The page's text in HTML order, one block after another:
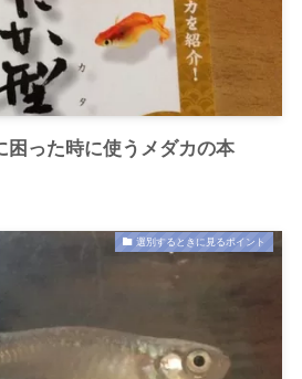
困った時に使うメダカの本
選別するときに見るポイント